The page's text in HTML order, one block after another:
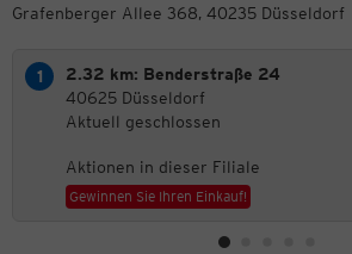
Grafenberger Allee 368, 40235 Düsseldorf
2.32 km: Benderstraße 24
40625 Düsseldorf
Aktuell geschlossen
Aktionen in dieser Filiale
Gewinnen Sie Ihren Einkauf!